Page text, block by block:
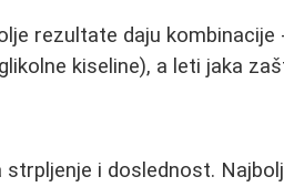
rezultate daju
kiseline), a leti jaka
i doslednost.